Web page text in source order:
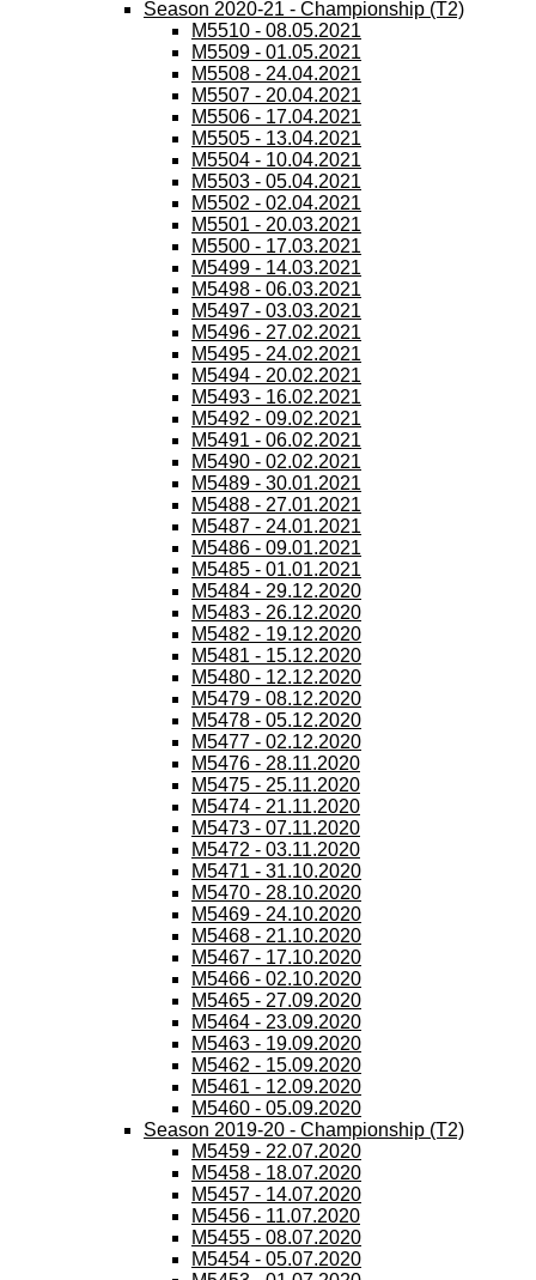
Season 2020-21 - Championship (T2)
M5510 - 08.05.2021
M5509 - 01.05.2021
M5508 - 24.04.2021
M5507 - 20.04.2021
M5506 - 17.04.2021
M5505 - 13.04.2021
M5504 - 10.04.2021
M5503 - 05.04.2021
M5502 - 02.04.2021
M5501 - 20.03.2021
M5500 - 17.03.2021
M5499 - 14.03.2021
M5498 - 06.03.2021
M5497 - 03.03.2021
M5496 - 27.02.2021
M5495 - 24.02.2021
M5494 - 20.02.2021
M5493 - 16.02.2021
M5492 - 09.02.2021
M5491 - 06.02.2021
M5490 - 02.02.2021
M5489 - 30.01.2021
M5488 - 27.01.2021
M5487 - 24.01.2021
M5486 - 09.01.2021
M5485 - 01.01.2021
M5484 - 29.12.2020
M5483 - 26.12.2020
M5482 - 19.12.2020
M5481 - 15.12.2020
M5480 - 12.12.2020
M5479 - 08.12.2020
M5478 - 05.12.2020
M5477 - 02.12.2020
M5476 - 28.11.2020
M5475 - 25.11.2020
M5474 - 21.11.2020
M5473 - 07.11.2020
M5472 - 03.11.2020
M5471 - 31.10.2020
M5470 - 28.10.2020
M5469 - 24.10.2020
M5468 - 21.10.2020
M5467 - 17.10.2020
M5466 - 02.10.2020
M5465 - 27.09.2020
M5464 - 23.09.2020
M5463 - 19.09.2020
M5462 - 15.09.2020
M5461 - 12.09.2020
M5460 - 05.09.2020
Season 2019-20 - Championship (T2)
M5459 - 22.07.2020
M5458 - 18.07.2020
M5457 - 14.07.2020
M5456 - 11.07.2020
M5455 - 08.07.2020
M5454 - 05.07.2020